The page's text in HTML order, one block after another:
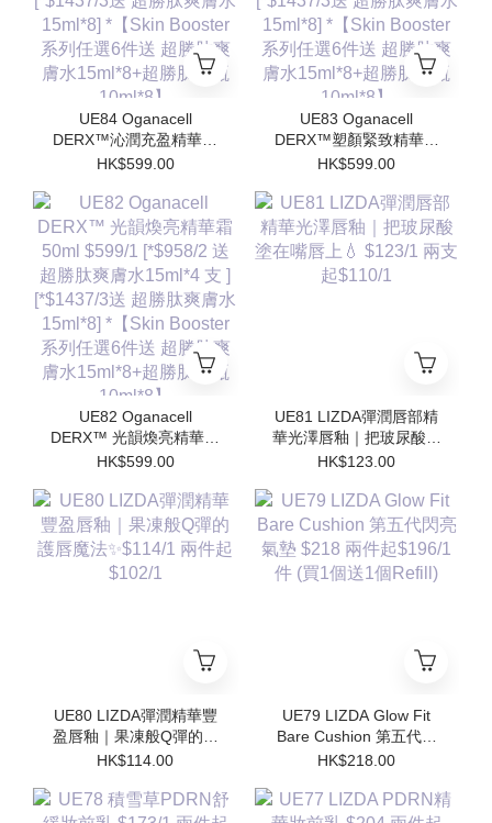
UE84 Oganacell
DERX™沁潤充盈精華霜
$599/1 ｜[*$958/2 送超
[*$1437/3送 超勝肽爽膚
水15ml*8] *【Skin
Booster 系列任選6件送
超勝肽爽膚水15ml*8+超
勝肽安瓶10ml*8】
HK$599.00
UE83 Oganacell
DERX™塑顏緊致精華霜
50ml$599/1 [*$958/2 送
[*$1437/3送 超勝肽爽膚
水15ml*8] *【Skin
Booster 系列任選6件送
超勝肽爽膚水15ml*8+超
勝肽安瓶10ml*8】
HK$599.00
UE82 Oganacell
DERX™ 光韻煥亮精華霜
50ml $599/1 [*$958/2 送
[*$1437/3送 超勝肽爽膚
水15ml*8] *【Skin
Booster 系列任選6件送
超勝肽爽膚水15ml*8+超
勝肽安瓶10ml*8】
HK$599.00
UE81 LIZDA彈潤唇部精
華光澤唇釉｜把玻尿酸塗
在嘴唇上💧 $123/1 兩支
HK$123.00
UE80 LIZDA彈潤精華豐
盈唇釉｜果凍般Q彈的護
唇魔法✨$114/1 兩件起
HK$114.00
UE79 LIZDA Glow Fit
Bare Cushion 第五代閃
亮氣墊 $218 兩件起
Refill)
HK$218.00